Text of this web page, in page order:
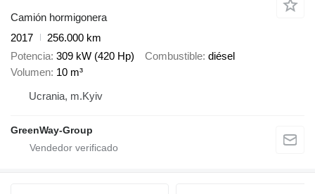
Camión hormigonera
2017
256.000 km
Potencia 309 kW (420 Hp) Combustible diésel
Volumen 10 m³
Ucrania, m.Kyiv
GreenWay-Group